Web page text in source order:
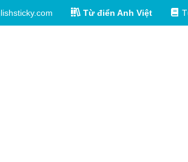
Từ điển Anh Việt